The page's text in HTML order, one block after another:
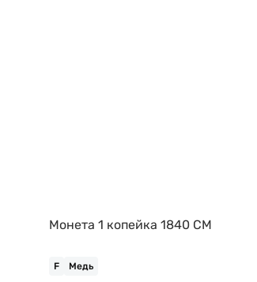
Монета 1 копейка 1840 СМ
F Медь